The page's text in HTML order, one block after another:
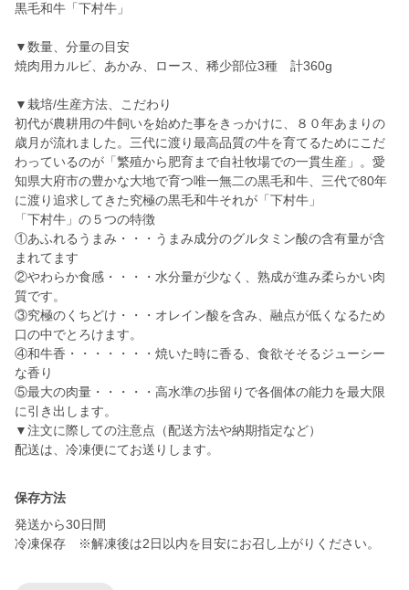
黒毛和牛「下村牛」
▼数量、分量の目安
焼肉用カルビ、あかみ、ロース、稀少部位3種 計360g
▼栽培/生産方法、こだわり
初代が農耕用の牛飼いを始めた事をきっかけに、８０年あまりの
歳月が流れました。三代に渡り最高品質の牛を育てるためにこだ
わっているのが「繁殖から肥育まで自社牧場での一貫生産」。愛
知県大府市の豊かな大地で育つ唯一無二の黒毛和牛、三代で80年
に渡り追求してきた究極の黒毛和牛それが「下村牛」
「下村牛」の５つの特徴
①あふれるうまみ・・・うまみ成分のグルタミン酸の含有量が含
まれてます
②やわらか食感・・・・水分量が少なく、熟成が進み柔らかい肉
質です。
③究極のくちどけ・・・オレイン酸を含み、融点が低くなるため
口の中でとろけます。
④和牛香・・・・・・・焼いた時に香る、食欲そそるジューシー
な香り
⑤最大の肉量・・・・・高水準の歩留りで各個体の能力を最大限
に引き出します。
▼注文に際しての注意点（配送方法や納期指定など）
配送は、冷凍便にてお送りします。
保存方法
発送から30日間
冷凍保存 ※解凍後は2日以内を目安にお召し上がりください。